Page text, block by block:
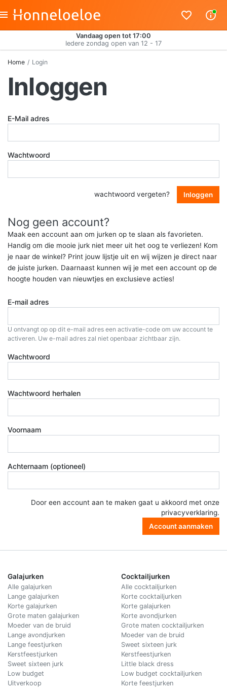
Vandaag open tot 17:00
Iedere zondag open van 12 - 17
Home Login
Inloggen
E-Mail adres
Wachtwoord
wachtwoord vergeten? Inloggen
Nog geen account?
Maak een account aan om jurken op te slaan als favorieten.
Handig om die mooie jurk niet meer uit het oog te verliezen! Kom
je naar de winkel? Print jouw lijstje uit en wij wijzen je direct naar
de juiste jurken. Daarnaast kunnen wij je met een account op de
hoogte houden van nieuwtjes en exclusieve acties!
E-mail adres
U ontvangt op op dit e-mail adres een activatie-code om uw account te
activeren. Uw e-mail adres zal niet openbaar zichtbaar zijn.
Wachtwoord
Wachtwoord herhalen
Voornaam
Achternaam (optioneel)
Door een account aan te maken gaat u akkoord met onze
privacyverklaring.
Account aanmaken
Galajurken
Alle galajurken
Lange galajurken
Korte galajurken
Grote maten galajurken
Moeder van de bruid
Lange avondjurken
Lange feestjurken
Kerstfeestjurken
Sweet sixteen jurk
Low budget
Uitverkoop
Cocktailjurken
Alle cocktailjurken
Korte cocktailjurken
Korte galajurken
Korte avondjurken
Grote maten cocktailjurken
Moeder van de bruid
Sweet sixteen jurk
Kerstfeestjurken
Little black dress
Low budget cocktailjurken
Korte feestjurken